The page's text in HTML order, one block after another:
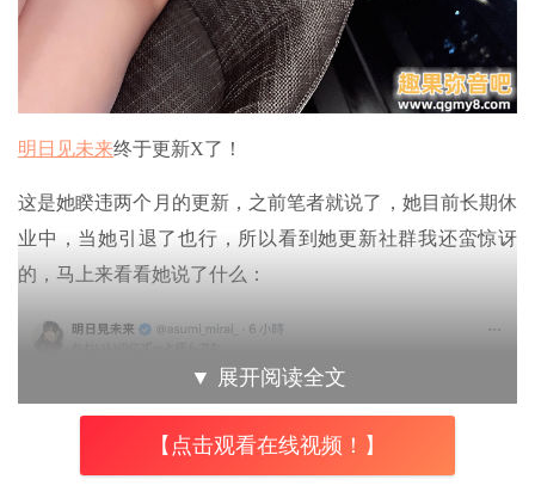
明日见未来终于更新X了！
这是她睽违两个月的更新，之前笔者就说了，她目前长期休
业中，当她引退了也行，所以看到她更新社群我还蛮惊讶
的，马上来看看她说了什么：
▼ 展开阅读全文
【点击观看在线视频！】